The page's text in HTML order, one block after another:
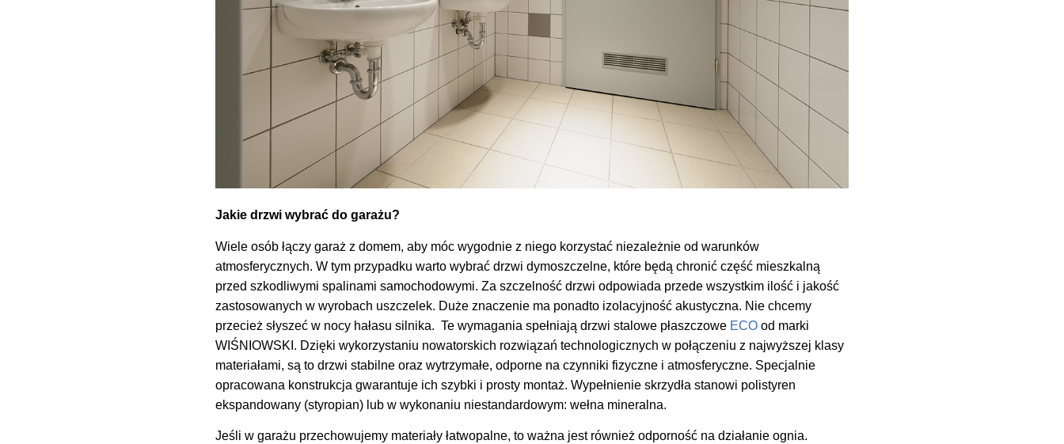
Jakie drzwi wybrać do garażu?
Wiele osób łączy garaż z domem, aby móc wygodnie z niego korzystać niezależnie od warunków
atmosferycznych. W tym przypadku warto wybrać drzwi dymoszczelne, które będą chronić część mieszkalną
przed szkodliwymi spalinami samochodowymi. Za szczelność drzwi odpowiada przede wszystkim ilość i jakość
zastosowanych w wyrobach uszczelek. Duże znaczenie ma ponadto izolacyjność akustyczna. Nie chcemy
przecież słyszeć w nocy hałasu silnika. Te wymagania spełniają drzwi stalowe płaszczowe ECO od marki
WIŚNIOWSKI. Dzięki wykorzystaniu nowatorskich rozwiązań technologicznych w połączeniu z najwyższej klasy
materiałami, są to drzwi stabilne oraz wytrzymałe, odporne na czynniki fizyczne i atmosferyczne. Specjalnie
opracowana konstrukcja gwarantuje ich szybki i prosty montaż. Wypełnienie skrzydła stanowi polistyren
ekspandowany (styropian) lub w wykonaniu niestandardowym: wełna mineralna.
Jeśli w garażu przechowujemy materiały łatwopalne, to ważna jest również odporność na działanie ognia.